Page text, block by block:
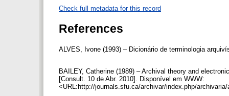
Check full metadata for this record
References
ALVES, Ivone (1993) – Dicionário de terminologia
BAILEY, Catherine (1989) – Archival theory and
[Consult. 10 de Abr. 2010]. Disponível em WWW:
<URL:http://journals.sfu.ca/archivar/index.php/